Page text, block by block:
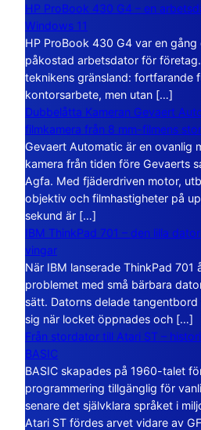
HP ProBook 430 G4 – en
Windows 11
HP ProBook 430 G4 var en gång
påkostad arbetsdator för
teknikens gränsland: fortfarande
kontorsarbete, men utan […]
Dubbelåtta Kameran Gevaert
filmkamera från 8 mm-filmens
Gevaert Automatic är en ovanlig
kamera från tiden före Gevaerts
Agfa. Med fjäderdriven motor,
objektiv och filmhastigheter på
sekund är […]
IBM ThinkPad 701 – den lilla
vingar
När IBM lanserade ThinkPad
problemet med små bärbara
sätt. Datorns delade
sig när locket öppnades och […]
Från stordator till Atari ST –
BASIC
BASIC skapades på 1960-talet
programmering tillgänglig för
senare det självklara språket i
Atari ST fördes arvet vidare av